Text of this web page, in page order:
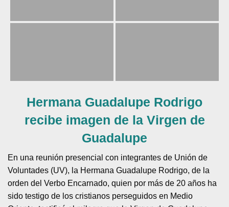
Hermana Guadalupe Rodrigo
recibe imagen de la Virgen de
Guadalupe
En una reunión presencial con integrantes de Unión de
Voluntades (UV), la Hermana Guadalupe Rodrigo, de la
orden del Verbo Encarnado, quien por más de 20 años ha
sido testigo de los cristianos perseguidos en Medio